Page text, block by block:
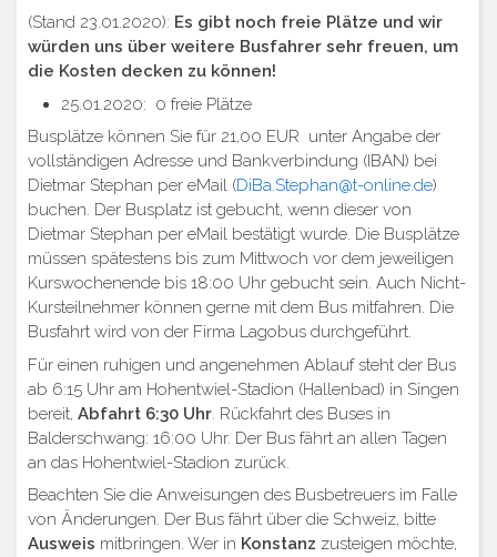
(Stand 23.01.2020): Es gibt noch freie Plätze und wir
würden uns über weitere Busfahrer sehr freuen, um
die Kosten decken zu können!
25.01.2020: 0 freie Plätze
Busplätze können Sie für 21,00 EUR unter Angabe der
vollständigen Adresse und Bankverbindung (IBAN) bei
Dietmar Stephan per eMail (DiBa.Stephan@t-online.de)
buchen. Der Busplatz ist gebucht, wenn dieser von
Dietmar Stephan per eMail bestätigt wurde. Die Busplätze
müssen spätestens bis zum Mittwoch vor dem jeweiligen
Kurswochenende bis 18:00 Uhr gebucht sein. Auch Nicht-
Kursteilnehmer können gerne mit dem Bus mitfahren. Die
Busfahrt wird von der Firma Lagobus durchgeführt.
Für einen ruhigen und angenehmen Ablauf steht der Bus
ab 6:15 Uhr am Hohentwiel-Stadion (Hallenbad) in Singen
bereit, Abfahrt 6:30 Uhr . Rückfahrt des Buses in
Balderschwang: 16:00 Uhr. Der Bus fährt an allen Tagen
an das Hohentwiel-Stadion zurück.
Beachten Sie die Anweisungen des Busbetreuers im Falle
von Änderungen. Der Bus fährt über die Schweiz, bitte
Ausweis mitbringen. Wer in Konstanz zusteigen möchte,